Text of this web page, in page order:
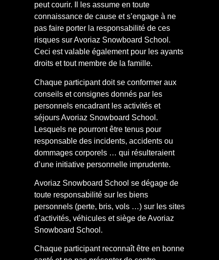
peut courir. Il les assume en toute
connaissance de cause et s’engage à ne
pas faire porter la responsabilité de ces
risques sur Avoriaz Snowboard School.
Ceci est valable également pour les ayants
droits et tout membre de la famille.
Chaque participant doit se conformer aux
conseils et consignes donnés par les
personnels encadrant les activités et
séjours Avoriaz Snowboard School.
Lesquels ne pourront être tenus pour
responsable des incidents, accidents ou
dommages corporels … qui résulteraient
d’une initiative personnelle imprudente.
Avoriaz Snowboard School se dégage de
toute responsabilité sur les biens
personnels (perte, bris, vols …) sur les sites
d’activités, véhicules et siège de Avoriaz
Snowboard School.
Chaque participant reconnaît être en bonne